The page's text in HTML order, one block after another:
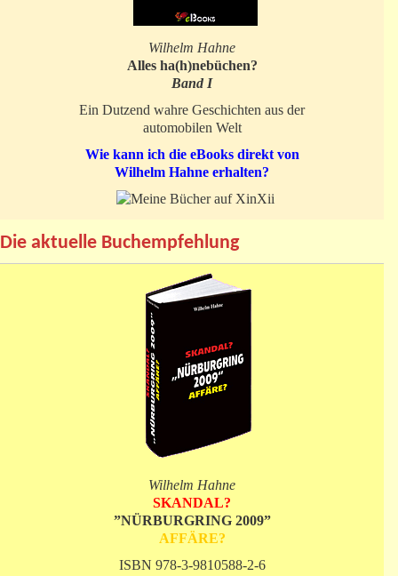
Wilhelm Hahne
Alles ha(h)nebüchen?
Band I
Ein Dutzend wahre Geschichten aus der
automobilen Welt
Wie kann ich die eBooks direkt von
Wilhelm Hahne erhalten?
Die aktuelle Buchempfehlung
Wilhelm Hahne
SKANDAL?
”NÜRBURGRING 2009”
AFFÄRE?
ISBN 978-3-9810588-2-6